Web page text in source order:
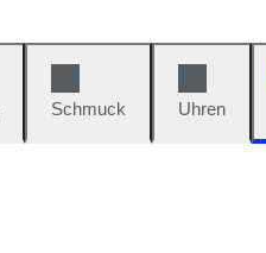
Schmuck Uhren